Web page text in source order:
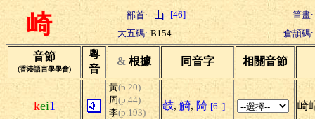
崎 部首: [46]
筆畫:
大五碼: B154 倉頡碼:
音節
(香港語言學學會)
粵
音
& 根據 同音字 相關音節
kei1
黃(p.20)
周(p.44)
李(p.193)
攲, 觭, 陭 [6..] 崎